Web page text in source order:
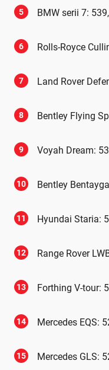
5 BMW serii 7:
6 Rolls-Royce
7 Land Rover
8 Bentley Flying
9 Voyah Dream:
10 Bentley
11 Hyundai Staria:
12 Range Rover
13 Forthing V-tour:
14 Mercedes EQS:
15 Mercedes GLS: